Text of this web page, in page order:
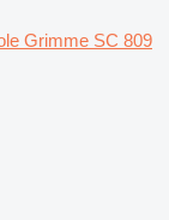
Grimme SC 809